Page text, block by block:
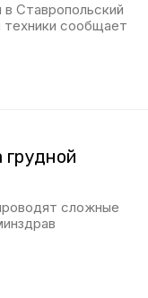
Ставропольский
техники сообщает
сложные